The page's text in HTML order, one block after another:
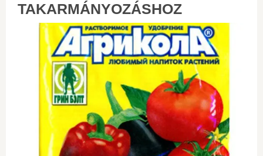
TAKARMÁNYOZÁSHOZ